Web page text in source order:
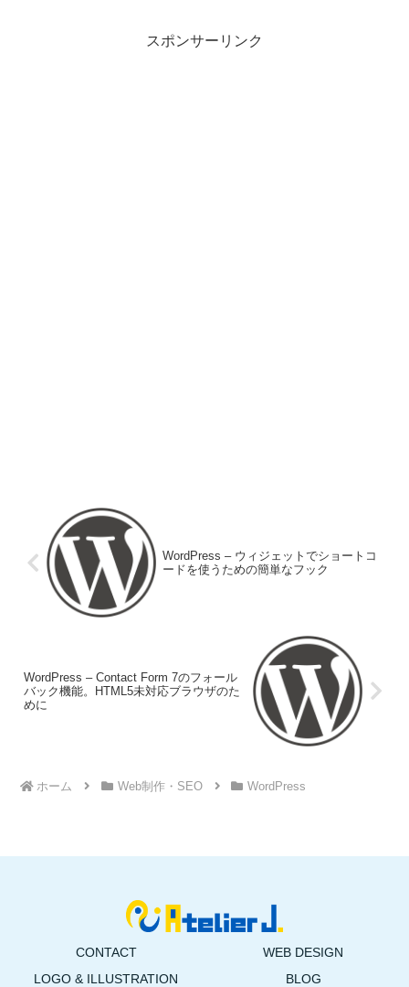
スポンサーリンク
WordPress – ウィジェットでショートコ
ードを使うための簡単なフック
WordPress – Contact Form 7のフォール
バック機能。HTML5未対応ブラウザのた
めに
ホーム Web制作・SEO WordPress
CONTACT
WEB DESIGN
LOGO & ILLUSTRATION
BLOG